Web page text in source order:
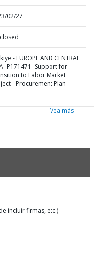
02/27
- EUROPE AND CENTRAL
P171471- Support for
to Labor Market
- Procurement Plan
Vea más
incluir firmas, etc.)